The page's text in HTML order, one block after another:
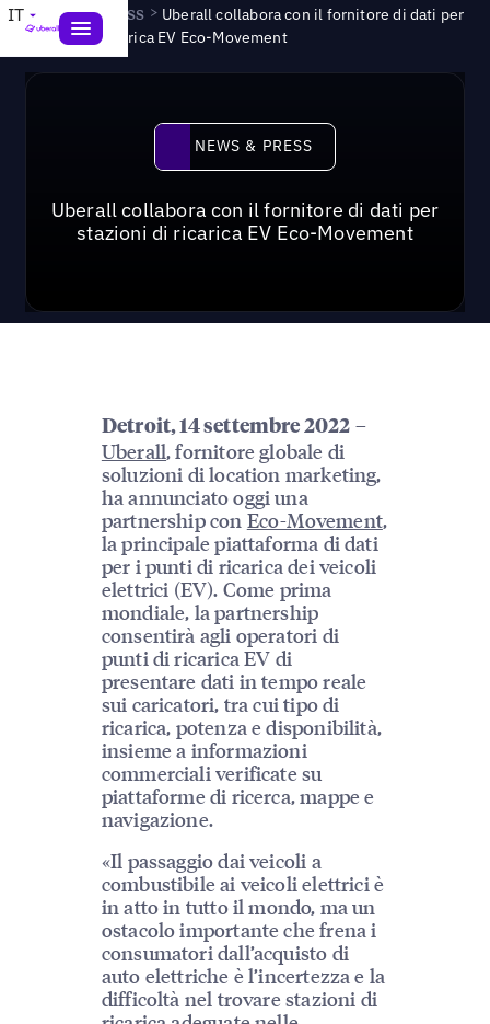
IT News & Press > Uberall collabora con il fornitore di dati per
stazioni di ricarica EV Eco-Movement
News & Press
NEWS & PRESS
Uberall collabora con il fornitore di dati per
stazioni di ricarica EV Eco-Movement
Detroit, 14 settembre 2022 –
Uberall, fornitore globale di
soluzioni di location marketing,
ha annunciato oggi una
partnership con Eco-Movement,
la principale piattaforma di dati
per i punti di ricarica dei veicoli
elettrici (EV). Come prima
mondiale, la partnership
consentirà agli operatori di
punti di ricarica EV di
presentare dati in tempo reale
sui caricatori, tra cui tipo di
ricarica, potenza e disponibilità,
insieme a informazioni
commerciali verificate su
piattaforme di ricerca, mappe e
navigazione.
«Il passaggio dai veicoli a
combustibile ai veicoli elettrici è
in atto in tutto il mondo, ma un
ostacolo importante che frena i
consumatori dall’acquisto di
auto elettriche è l’incertezza e la
difficoltà nel trovare stazioni di